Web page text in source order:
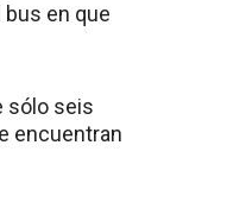
en que
sólo seis
encuentran